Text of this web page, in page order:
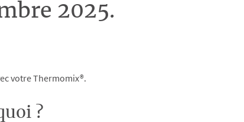
2025.
votre Thermomix®.
?